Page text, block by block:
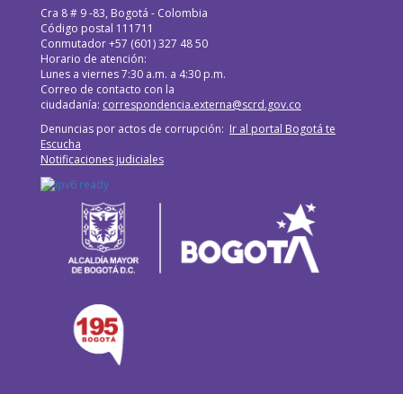
Cra 8 # 9 -83, Bogotá - Colombia
Código postal 111711
Conmutador +57 (601) 327 48 50
Horario de atención:
Lunes a viernes 7:30 a.m. a 4:30 p.m.
Correo de contacto con la
ciudadanía: correspondencia.externa@scrd.gov.co
Denuncias por actos de corrupción: Ir al portal Bogotá te
Escucha
Notificaciones judiciales